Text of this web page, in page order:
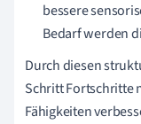
bessere
Bedarf werden
Durch diesen
Schritt Fortschritte
Fähigkeiten